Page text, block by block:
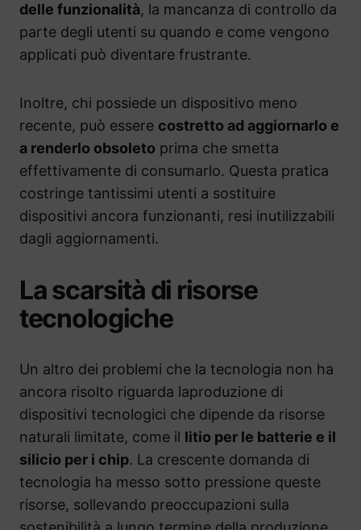
delle funzionalità, la mancanza di controllo da
parte degli utenti su quando e come vengono
applicati può diventare frustrante.
Inoltre, chi possiede un dispositivo meno
recente, può essere costretto ad aggiornarlo e
a renderlo obsoleto prima che smetta
effettivamente di consumarlo. Questa pratica
costringe tantissimi utenti a sostituire
dispositivi ancora funzionanti, resi inutilizzabili
dagli aggiornamenti.
La scarsità di risorse
tecnologiche
Un altro dei problemi che la tecnologia non ha
ancora risolto riguarda laproduzione di
dispositivi tecnologici che dipende da risorse
naturali limitate, come il litio per le batterie e il
silicio per i chip. La crescente domanda di
tecnologia ha messo sotto pressione queste
risorse, sollevando preoccupazioni sulla